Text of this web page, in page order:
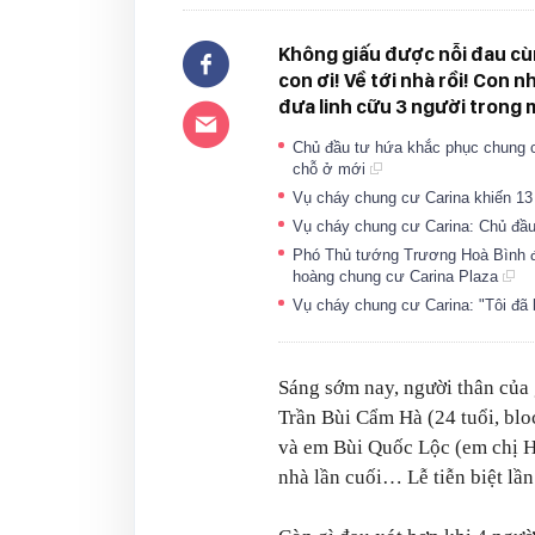
Không giấu được nỗi đau
con ơi! Về tới nhà rồi! Con
đưa linh cữu 3 người trong
Chủ đầu tư hứa khắc phục
chỗ ở mới
Vụ cháy chung cư Carina khiến
Vụ cháy chung cư Carina: Chủ
Phó Thủ tướng Trương Hoà Bình
hoàng chung cư Carina Plaza
Vụ cháy chung cư Carina: "Tôi
Sáng sớm nay, người thân
Trần Bùi Cẩm Hà (24 tuổi,
và em Bùi Quốc Lộc (em chị
nhà lần cuối… Lễ tiễn biệt